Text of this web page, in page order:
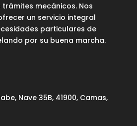
mecánicos. Nos
un servicio integral
particulares de
por su buena marcha.
Nave 35B, 41900, Camas,